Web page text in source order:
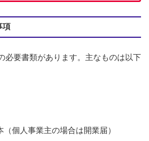
項
必要書類があります。主なものは以下
（個人事業主の場合は開業届）